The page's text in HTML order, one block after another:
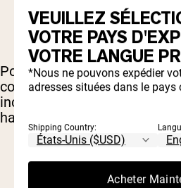
Pour maximiser votre
compléter votre forme
inclut également deux jours
haute et basse intensité.
VEUILLEZ
VOTRE PAYS
VOTRE LANGUE
*Nous ne pouvons expédier
adresses situées dans le pays
Shipping Country:
Acheter